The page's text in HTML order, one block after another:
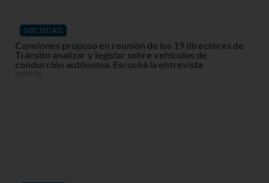
SOCIEDAD
Canelones propuso en reunión de los 19 directores de
Tránsito analizar y legislar sobre vehículos de
conducción autónoma. Escuchá la entrevista
31/07/26